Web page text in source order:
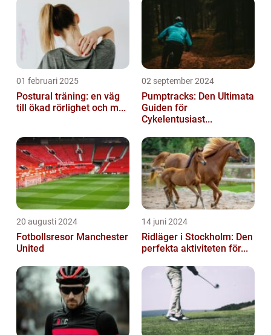
01 februari 2025
Postural träning: en väg
till ökad rörlighet och m...
02 september 2024
Pumptracks: Den Ultimata
Guiden för
Cykelentusiast...
20 augusti 2024
Fotbollsresor Manchester
United
14 juni 2024
Ridläger i Stockholm: Den
perfekta aktiviteten för...